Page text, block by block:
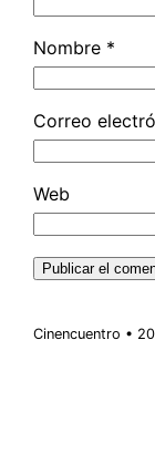
Nombre *
Correo
Web
Cinencuentro •